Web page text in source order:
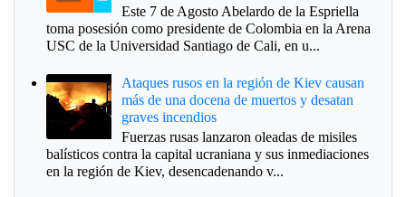
Este 7 de Agosto Abelardo de la Espriella
toma posesión como presidente de Colombia en la Arena
USC de la Universidad Santiago de Cali, en u...
Ataques rusos en la región de Kiev causan
más de una docena de muertos y desatan
graves incendios
Fuerzas rusas lanzaron oleadas de misiles
balísticos contra la capital ucraniana y sus inmediaciones
en la región de Kiev, desencadenando v...